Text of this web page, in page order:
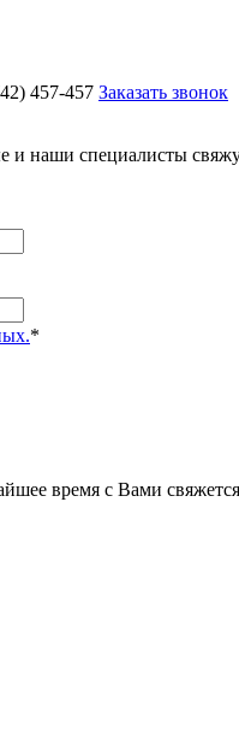
457‑457 Заказать звонок
и наши специалисты
*
время с Вами